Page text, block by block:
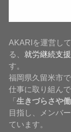
AKARIを運営し
る、 就労継続支
す。
福岡県久留米市
仕事に取り組んで
「生きづらさや
目指し、メンバ
ています。